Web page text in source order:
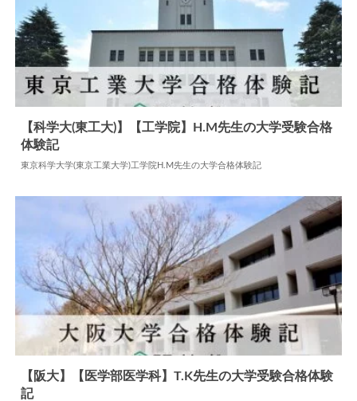
大学合格体験記
【科学大(東工大)】【工学院】H.M先生の大学受験合格
体験記
東京科学大学(東京工業大学)工学院H.M先生の大学合格体験記
【阪大】【医学部医学科】T.K先生の大学受験合格体験
記